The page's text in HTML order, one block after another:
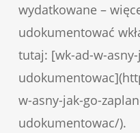
wydatkowane –
udokumentować
tutaj: [wk-ad-w-
w-asny-jak-go-
udokumentowac/).